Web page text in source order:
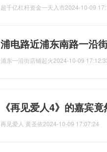
超千亿杠杆资金一天入市2024-10-09
浦电路近浦东南路一沿
浦东一沿街店铺起火2024-10-09
《再见爱人4》的嘉宾
再见爱人 黄圣依2024-10-09 17:07:24